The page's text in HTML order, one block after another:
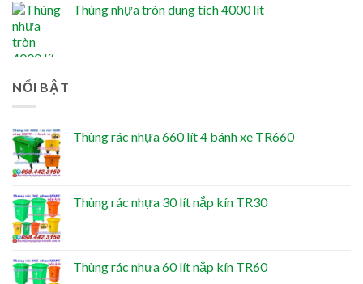
Thùng nhựa tròn dung tích 4000 lít
NỔI BẬT
Thùng rác nhựa 660 lít 4 bánh xe TR660
Thùng rác nhựa 30 lít nắp kín TR30
Thùng rác nhựa 60 lít nắp kín TR60